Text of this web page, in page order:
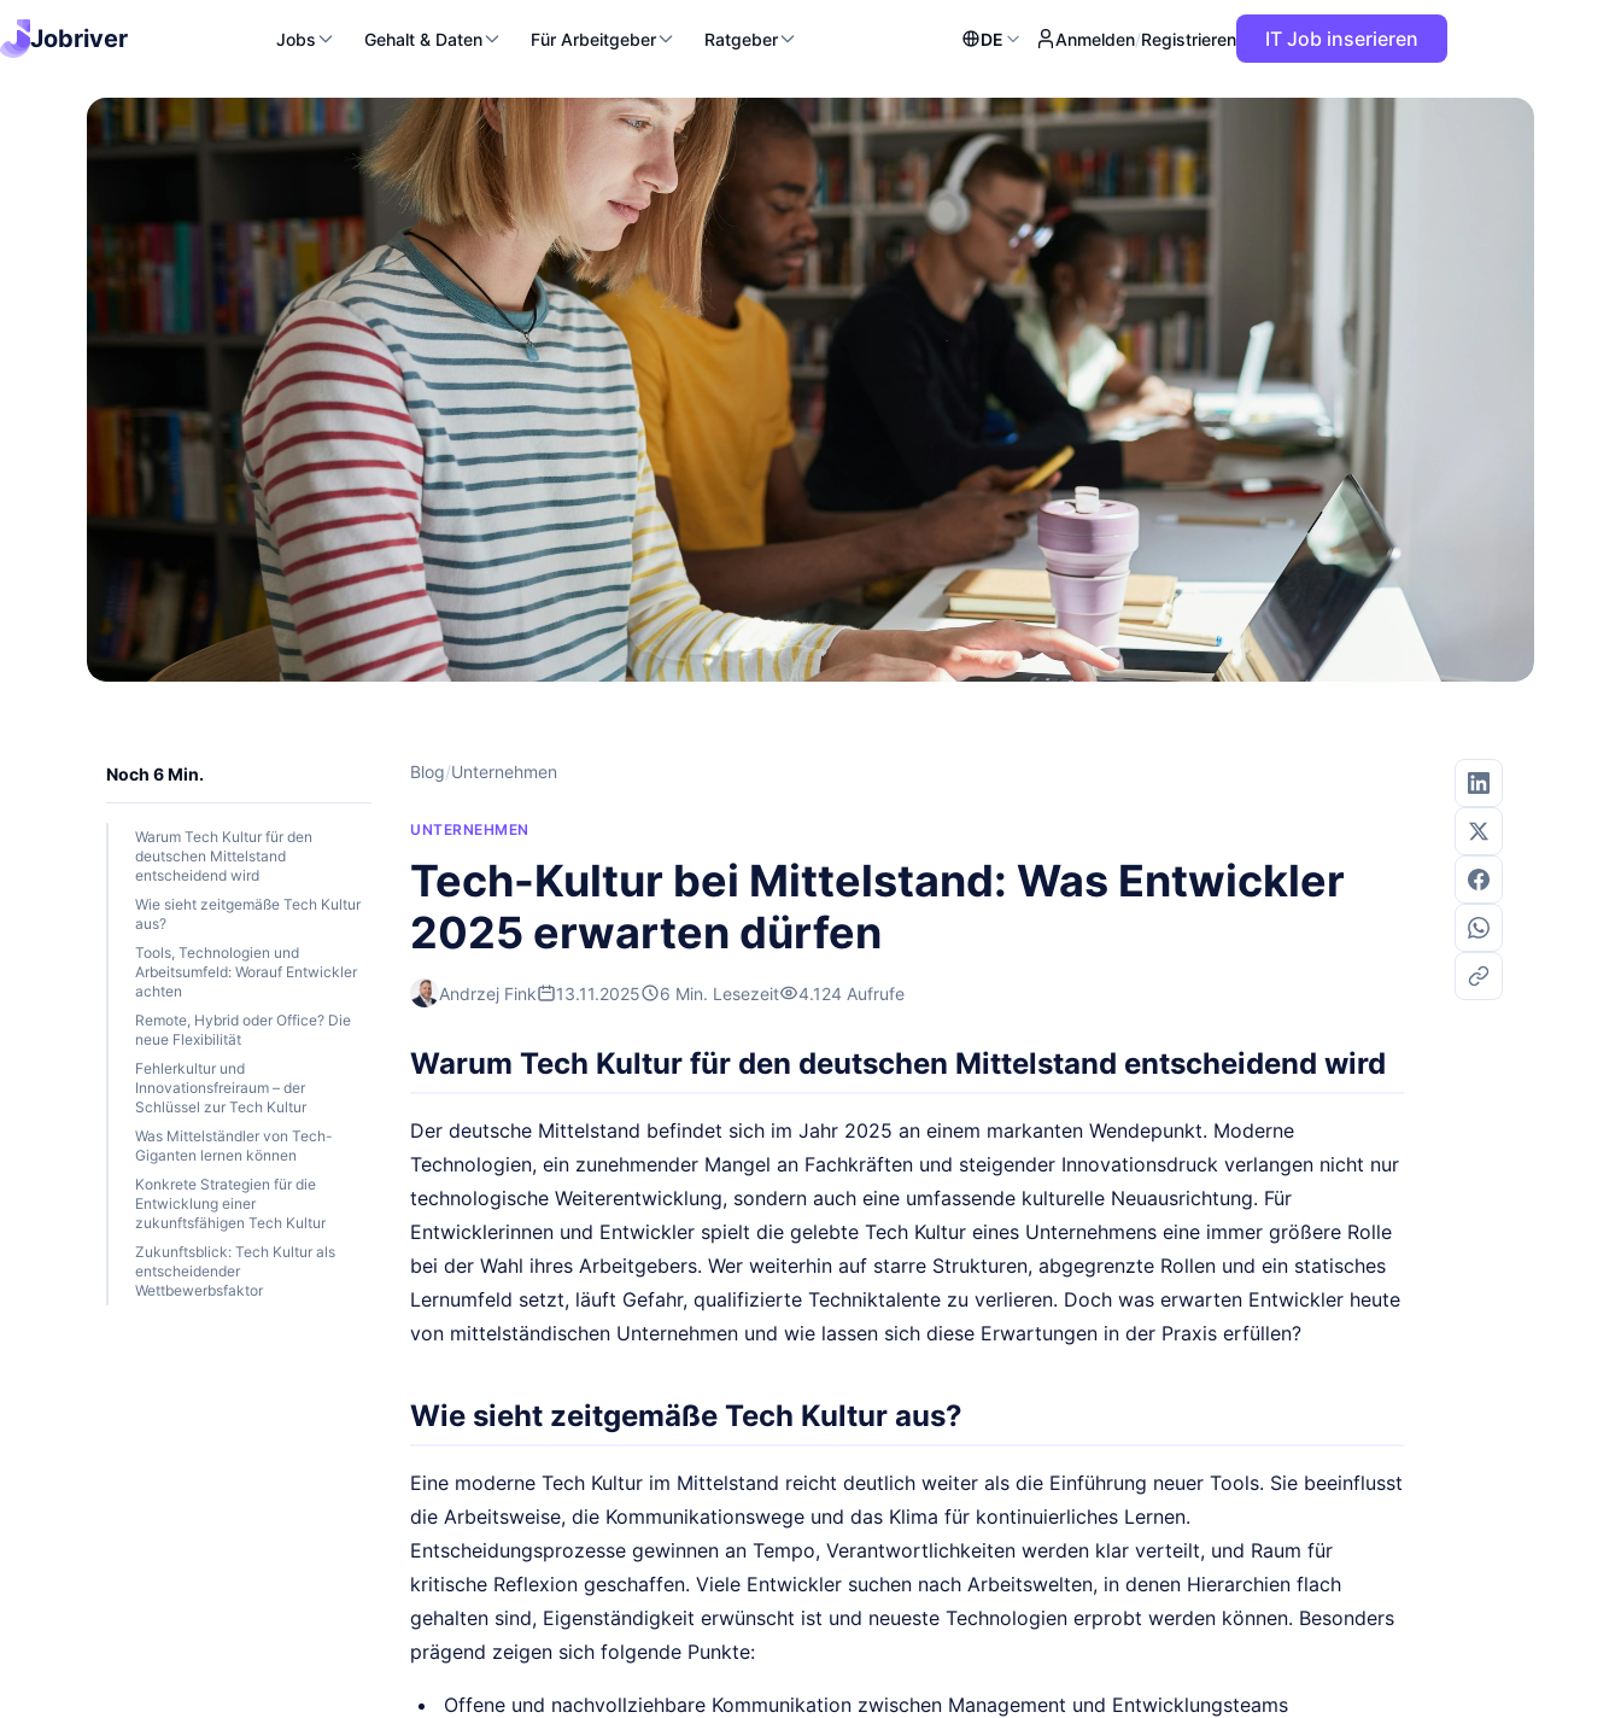
Jobriver Jobs Gehalt & Daten Für Arbeitgeber Ratgeber DE Anmelden/Registrieren IT Job inserieren
Noch 6 Min.
Warum Tech Kultur für den
deutschen Mittelstand
entscheidend wird
Wie sieht zeitgemäße Tech Kultur
aus?
Tools, Technologien und
Arbeitsumfeld: Worauf Entwickler
achten
Remote, Hybrid oder Office? Die
neue Flexibilität
Fehlerkultur und
Innovationsfreiraum – der
Schlüssel zur Tech Kultur
Was Mittelständler von Tech-
Giganten lernen können
Konkrete Strategien für die
Entwicklung einer
zukunftsfähigen Tech Kultur
Zukunftsblick: Tech Kultur als
entscheidender
Wettbewerbsfaktor
Blog/Unternehmen
UNTERNEHMEN
Tech-Kultur bei Mittelstand: Was Entwickler
2025 erwarten dürfen
Andrzej Fink 13.11.2025 6 Min. Lesezeit 4.124 Aufrufe
Warum Tech Kultur für den deutschen Mittelstand entscheidend wird
Der deutsche Mittelstand befindet sich im Jahr 2025 an einem markanten Wendepunkt. Moderne
Technologien, ein zunehmender Mangel an Fachkräften und steigender Innovationsdruck verlangen nicht nur
technologische Weiterentwicklung, sondern auch eine umfassende kulturelle Neuausrichtung. Für
Entwicklerinnen und Entwickler spielt die gelebte Tech Kultur eines Unternehmens eine immer größere Rolle
bei der Wahl ihres Arbeitgebers. Wer weiterhin auf starre Strukturen, abgegrenzte Rollen und ein statisches
Lernumfeld setzt, läuft Gefahr, qualifizierte Techniktalente zu verlieren. Doch was erwarten Entwickler heute
von mittelständischen Unternehmen und wie lassen sich diese Erwartungen in der Praxis erfüllen?
Wie sieht zeitgemäße Tech Kultur aus?
Eine moderne Tech Kultur im Mittelstand reicht deutlich weiter als die Einführung neuer Tools. Sie beeinflusst
die Arbeitsweise, die Kommunikationswege und das Klima für kontinuierliches Lernen.
Entscheidungsprozesse gewinnen an Tempo, Verantwortlichkeiten werden klar verteilt, und Raum für
kritische Reflexion geschaffen. Viele Entwickler suchen nach Arbeitswelten, in denen Hierarchien flach
gehalten sind, Eigenständigkeit erwünscht ist und neueste Technologien erprobt werden können. Besonders
prägend zeigen sich folgende Punkte:
Offene und nachvollziehbare Kommunikation zwischen Management und Entwicklungsteams